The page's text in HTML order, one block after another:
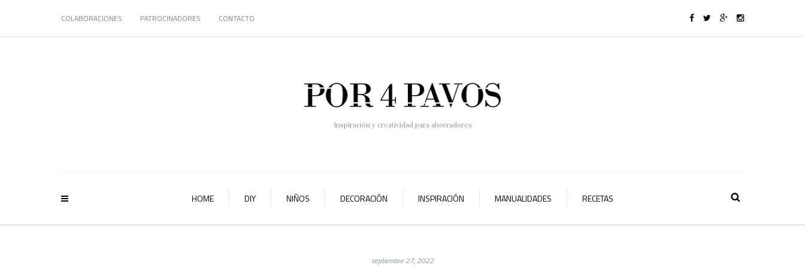
COLABORACIONES PATROCINADORES CONTACTO
Inspiración y creatividad para ahorradores
HOME DIY NIÑOS DECORACIÓN INSPIRACIÓN MANUALIDADES RECETAS
septiembre 27, 2022